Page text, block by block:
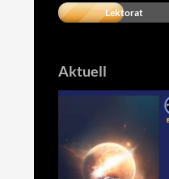
Lektorat
Aktuell